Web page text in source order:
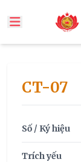
CT-07
Số / Ký hiệu
Trích yếu